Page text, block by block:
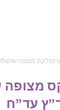
מצופה שוקולד חלב 3 ק”ג
מצופה